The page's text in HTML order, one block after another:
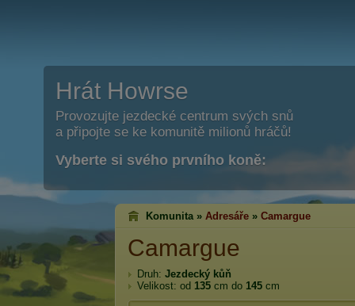
Hrát Howrse
Provozujte jezdecké centrum svých snů
a připojte se ke komunitě milionů hráčů!
Vyberte si svého prvního koně:
Komunita » Adresáře » Camargue
Camargue
Druh: Jezdecký kůň
Velikost: od 135 cm do 145 cm